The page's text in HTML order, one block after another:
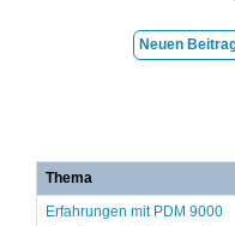
Neuen
Thema
Erfahrungen mit PDM 9000